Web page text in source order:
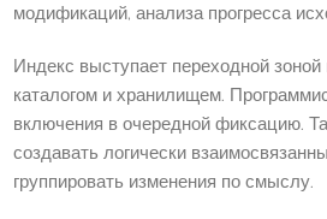
модификаций, анализа прогресса
Индекс выступает переходной
каталогом и хранилищем.
включения в очередной фиксацию.
создавать логически
группировать изменения по смыслу.